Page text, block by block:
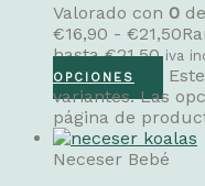
Valorado con 0
€16,90 - €21,50
hasta €21,50 iva
OPCIONES
variantes. Las
página de
Neceser Bebé